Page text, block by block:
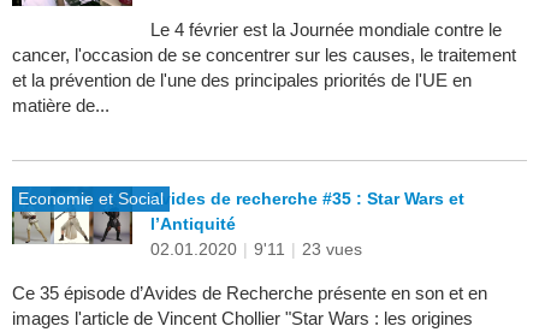
Le 4 février est la Journée mondiale contre le
cancer, l'occasion de se concentrer sur les causes, le traitement
et la prévention de l'une des principales priorités de l'UE en
matière de...
Economie et SocialAvides de recherche #35 : Star Wars et
l’Antiquité
02.01.2020 | 9'11 | 23 vues
Ce 35 épisode d’Avides de Recherche présente en son et en
images l'article de Vincent Chollier "Star Wars : les origines